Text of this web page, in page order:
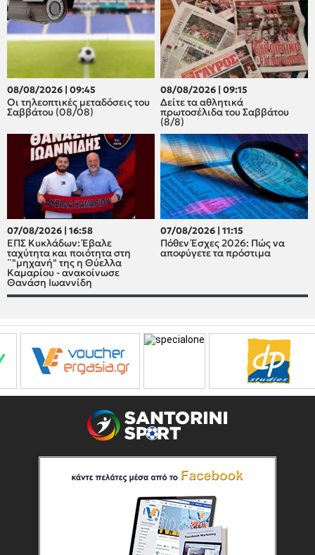
08/08/2026 | 09:45
Οι τηλεοπτικές μεταδόσεις του
Σαββάτου (08/08)
08/08/2026 | 09:15
Δείτε τα αθλητικά
πρωτοσέλιδα του Σαββάτου
(8/8)
07/08/2026 | 16:58
ΕΠΣ Κυκλάδων: Έβαλε
ταχύτητα και ποιότητα στη
¨"μηχανή" της η Θύελλα
Καμαρίου - ανακοίνωσε
Θανάση Ιωαννίδη
07/08/2026 | 11:15
Πόθεν Έσχες 2026: Πώς να
αποφύγετε τα πρόστιμα